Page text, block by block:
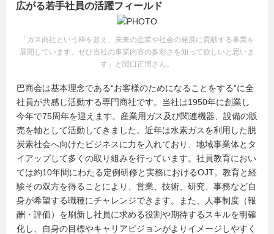
広がる若手社員の活躍フィールド
「ガス商社という枠を超え、未来の産業や社会の発展に貢献する事業を
展開しています。ぜひ当社の事業内容の多彩さを知って欲しいと思いま
す」と関口正博さん。
巴商会は基本理念である“お客様のためになることをする”に全
社員が共感し活動する専門商社です。当社は1950年に創業し
今年で75周年を迎えます。産業用ガス及び関連機器、設備の販
売を軸として活動してきました。近年は水素ガスを利用した脱
炭素社会へ向けたビジネスに力を入れており、地域事業体とタ
イアップして多くの取り組みを行っています。社員教育におい
ては約10年間にわたる定例研修と実務におけるOJT。教育と経
験その双方を得ることにより、営業、技術、研究、事務など自
身が希望する職種にチャレンジできます。また、人事制度（報
酬・評価）を刷新し社員に求める役割や期待するスキルを明確
化し、自身の目標やキャリアビジョンがよりイメージしやすく